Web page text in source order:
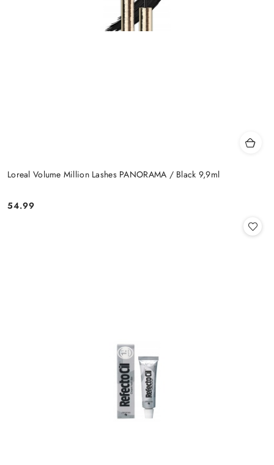
Loreal Volume Million Lashes PANORAMA / Black 9,9ml
Cena:
54.99